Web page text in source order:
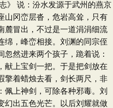
》 说：汾水发源于武州的燕京
山冈峦层沓，危岩高耸，只有
麓冒出，不过是一道涓涓细流
绵，峰峦相接。刘渊的同宗侄
忽然进来两个孩子，跪着说：
献上宝剑一把。于是把剑放在
擎着蜡烛去看，剑长两尺，非
佩上神剑，可除各种邪毒。刘
幻出五色光芒。以后刘耀就做